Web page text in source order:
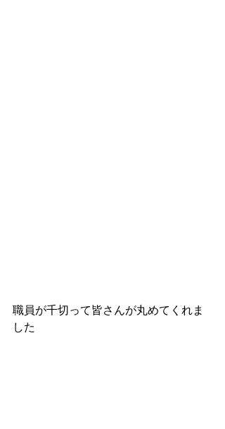
職員が千切って皆さんが丸めてくれま
した